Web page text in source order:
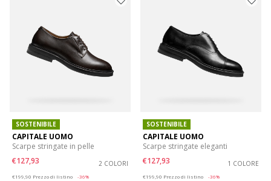
SOSTENIBILE
CAPITALE UOMO
Scarpe stringate in pelle
€127,93
2 COLORI
€199,90 Prezzo di listino
-36%
SOSTENIBILE
CAPITALE UOMO
Scarpe stringate eleganti
€127,93
1 COLORE
€199,90 Prezzo di listino
-36%